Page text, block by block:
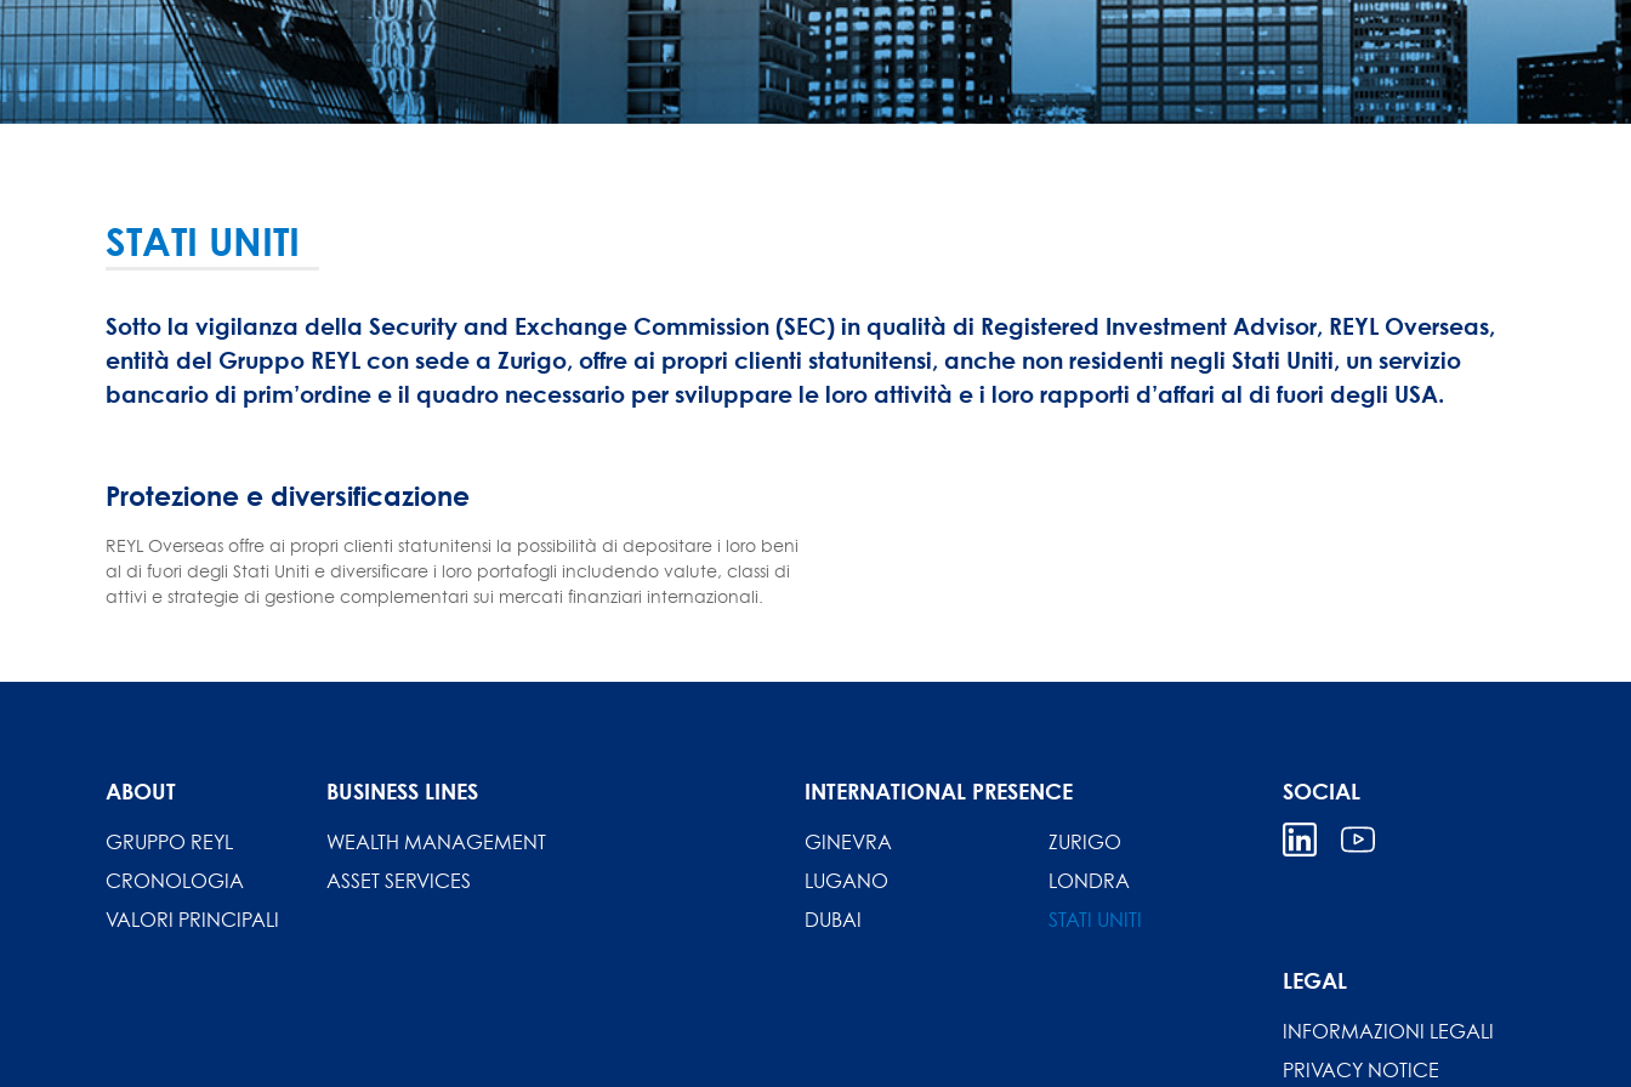
STATI UNITI
Sotto la vigilanza della Security and Exchange Commission (SEC) in qualità di Registered Investment Advisor, REYL Overseas,
entità del Gruppo REYL con sede a Zurigo, offre ai propri clienti statunitensi, anche non residenti negli Stati Uniti, un servizio
bancario di prim’ordine e il quadro necessario per sviluppare le loro attività e i loro rapporti d’affari al di fuori degli USA.
Protezione e diversificazione
REYL Overseas offre ai propri clienti statunitensi la possibilità di depositare i loro beni
al di fuori degli Stati Uniti e diversificare i loro portafogli includendo valute, classi di
attivi e strategie di gestione complementari sui mercati finanziari internazionali.
ABOUT
GRUPPO REYL
CRONOLOGIA
VALORI PRINCIPALI
BUSINESS LINES
WEALTH MANAGEMENT
ASSET SERVICES
INTERNATIONAL PRESENCE
GINEVRA
ZURIGO
LUGANO
LONDRA
DUBAI
STATI UNITI
LEGAL
INFORMAZIONI LEGALI
PRIVACY NOTICE
SOCIAL